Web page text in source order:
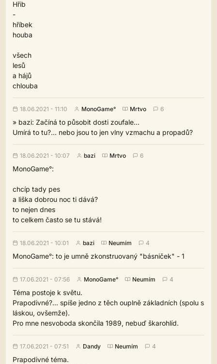
Hřib
-
hříbek
houba
všech
lesů
a hájů
chlouba
18.06.2021 - 11:10 MonoGame° Mrtvo 6
» bazi: Začíná to působit dosti zoufale...
Umírá to tu?... nebo jsou to jen vlny vzmachu a propadů?
18.06.2021 - 10:07 bazi Mrtvo 6
MonoGame°:
chcíp tady pes
a liška dobrou noc ti dává?
to nejen dnes
to celkem často se tu stává!
18.06.2021 - 10:01 bazi Neumím 4
MonoGame°: to je umně zkonstruovaný "básniček" - 1
17.06.2021 - 07:56 MonoGame° Neumím 4
Téma postoje k světu.
Prapodivné?... spíše jedno z těch ouplně základních (spolu s
láskou, ovšemže).
Pro mne nesvoboda skončila 1989, nebuď škarohlíd.
17.06.2021 - 07:51 Dandy Neumím 4
Prapodivné téma.